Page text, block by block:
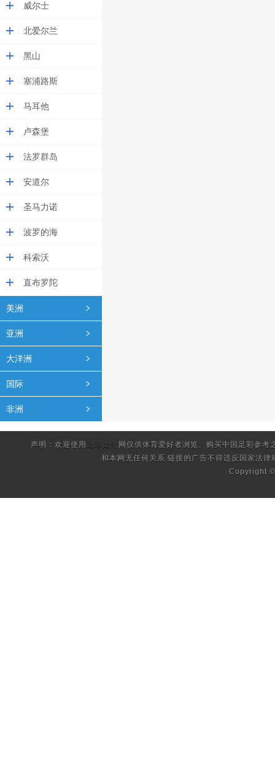
威尔士
北爱尔兰
黑山
塞浦路斯
马耳他
卢森堡
法罗群岛
安道尔
圣马力诺
波罗的海
科索沃
直布罗陀
美洲
亚洲
大洋洲
国际
非洲
声明：欢迎使用 足球比分 网仅供体育爱好者浏览、购买中国足彩参
和本网无任何关系.链接的广告不得违反国家法律
Copyright